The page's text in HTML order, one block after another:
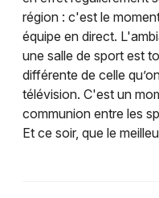
région : c'est le
équipe en direct.
une salle de sport est
différente de celle
télévision. C'est un
communion entre les
Et ce soir, que le